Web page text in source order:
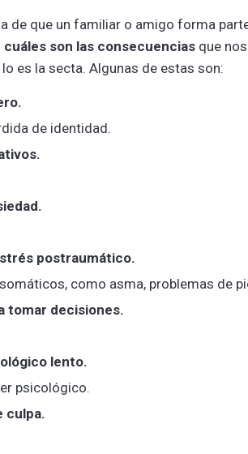
de que un familiar o amigo forma
son las consecuencias que
es la secta. Algunas de estas son:
de identidad.
postraumático.
como asma, problemas de
tomar decisiones.
lento.
psicológico.
culpa.